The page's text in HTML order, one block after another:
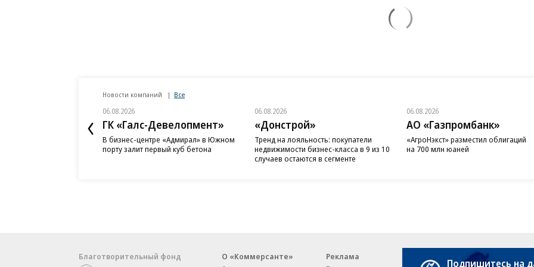
Новости компаний Все
06.08.2026
ГК «Галс-Девелопмент»
В бизнес-центре «Адмирал» в Южном
порту залит первый куб бетона
06.08.2026
«Донстрой»
Тренд на лояльность: покупатели
недвижимости бизнес-класса в 9 из 10
случаев остаются в сегменте
06.08.2026
АО «Газпромбанк»
«АгроНэкст» разместил облигаций
на 700 млн юаней
Благотворительный фонд
О «Коммерсанте»
Реклама
Обратная связь
Подпишитесь на